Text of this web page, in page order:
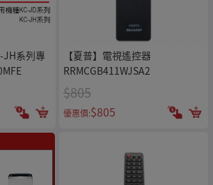
JH系列專
【夏普】電視遙控器
RRMCGB411WJSA2
$805
優惠價:$805